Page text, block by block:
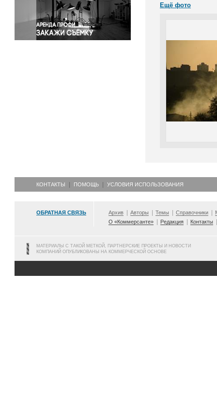
Экология
Экономика и бизнес
Ещё фото
КОНТАКТЫ ПОМОЩЬ УСЛОВИЯ ИСПОЛЬЗОВАНИЯ
ОБРАТНАЯ СВЯЗЬ Архив Авторы Темы Справочники
О «Коммерсанте»
Редакция Контакты
МАТЕРИАЛЫ С ТАКОЙ МЕТКОЙ, ПАРТНЕРСКИЕ ПРОЕКТЫ И НОВОСТИ
КОМПАНИЙ ОПУБЛИКОВАНЫ НА КОММЕРЧЕСКОЙ ОСНОВЕ